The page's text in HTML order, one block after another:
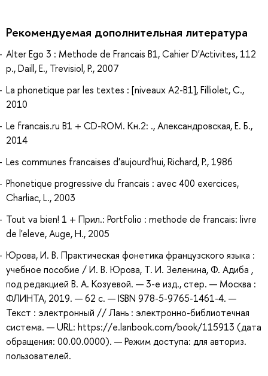
Рекомендуемая дополнительная литература
Alter Ego 3 : Methode de Francais B1, Cahier D'Activites, 112
p., Daill, E., Trevisiol, P., 2007
La phonetique par les textes : [niveaux A2-B1], Filliolet, C.,
2010
Le francais.ru B1 + CD-ROM. Кн.2: ., Александровская, Е. Б.,
2014
Les communes francaises d'aujourd'hui, Richard, P., 1986
Phonetique progressive du francais : avec 400 exercices,
Charliac, L., 2003
Tout va bien! 1 + Прил.: Portfolio : methode de francais: livre
de l'eleve, Auge, H., 2005
Юрова, И. В. Практическая фонетика французского языка :
учебное пособие / И. В. Юрова, Т. И. Зеленина, Ф. Адиба ,
под редакцией В. А. Козуевой. — 3-е изд., стер. — Москва :
ФЛИНТА, 2019. — 62 с. — ISBN 978-5-9765-1461-4. —
Текст : электронный // Лань : электронно-библиотечная
система. — URL: https://e.lanbook.com/book/115913 (дата
обращения: 00.00.0000). — Режим доступа: для авториз.
пользователей.